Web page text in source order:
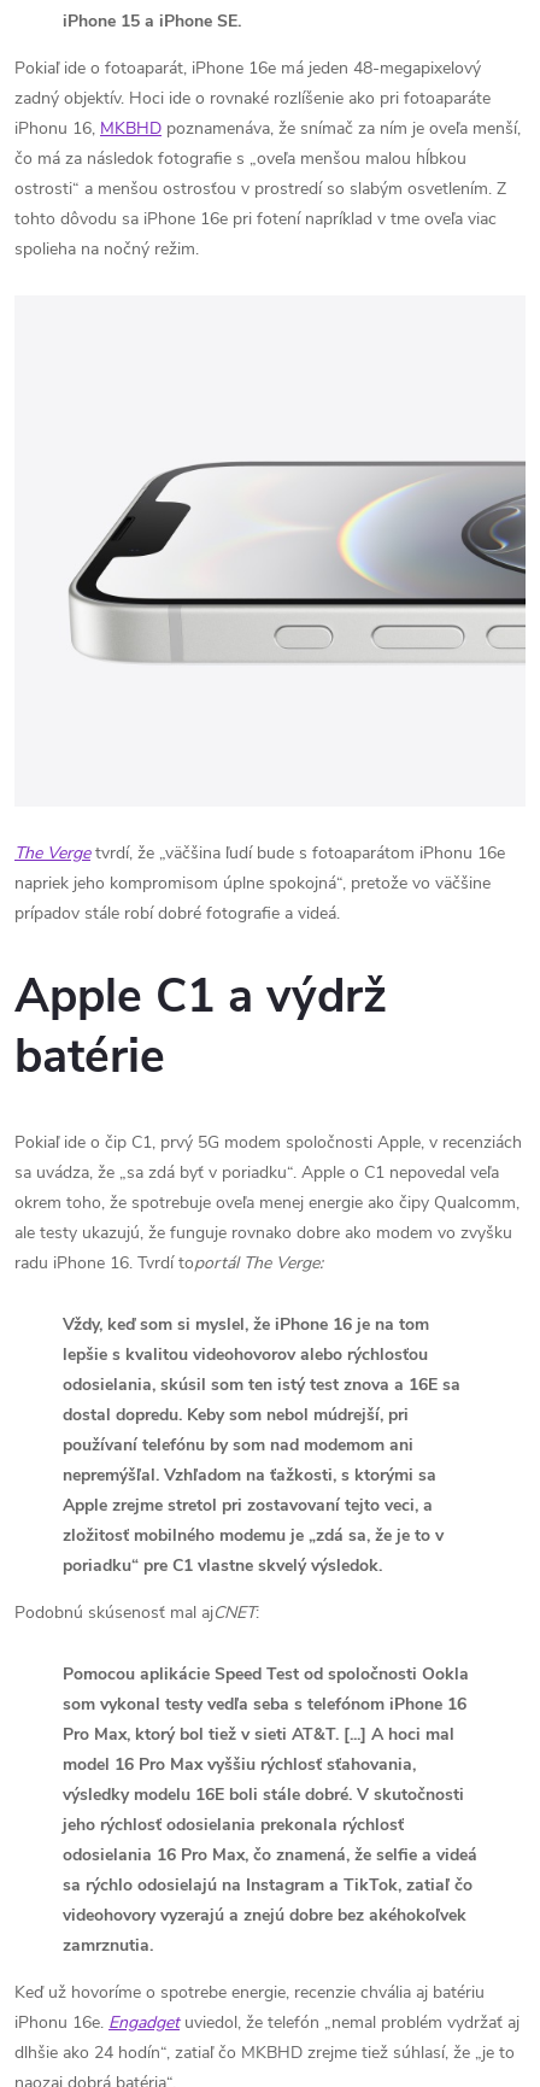
iPhone 15 a iPhone SE.
Pokiaľ ide o fotoaparát, iPhone 16e má jeden 48-megapixelový
zadný objektív. Hoci ide o rovnaké rozlíšenie ako pri fotoaparáte
iPhonu 16, MKBHD poznamenáva, že snímač za ním je oveľa menší,
čo má za následok fotografie s „oveľa menšou malou hĺbkou
ostrosti“ a menšou ostrosťou v prostredí so slabým osvetlením. Z
tohto dôvodu sa iPhone 16e pri fotení napríklad v tme oveľa viac
spolieha na nočný režim.
The Vergetvrdí, že „väčšina ľudí bude s fotoaparátom iPhonu 16e
napriek jeho kompromisom úplne spokojná“, pretože vo väčšine
prípadov stále robí dobré fotografie a videá.
Apple C1 a výdrž
batérie
Pokiaľ ide o čip C1, prvý 5G modem spoločnosti Apple, v recenziách
sa uvádza, že „sa zdá byť v poriadku“. Apple o C1 nepovedal veľa
okrem toho, že spotrebuje oveľa menej energie ako čipy Qualcomm,
ale testy ukazujú, že funguje rovnako dobre ako modem vo zvyšku
radu iPhone 16. Tvrdí toportál The Verge:
Vždy, keď som si myslel, že iPhone 16 je na tom
lepšie s kvalitou videohovorov alebo rýchlosťou
odosielania, skúsil som ten istý test znova a 16E sa
dostal dopredu. Keby som nebol múdrejší, pri
používaní telefónu by som nad modemom ani
nepremýšľal. Vzhľadom na ťažkosti, s ktorými sa
Apple zrejme stretol pri zostavovaní tejto veci, a
zložitosť mobilného modemu je „zdá sa, že je to v
poriadku“ pre C1 vlastne skvelý výsledok.
Podobnú skúsenosť mal ajCNET:
Pomocou aplikácie Speed Test od spoločnosti Ookla
som vykonal testy vedľa seba s telefónom iPhone 16
Pro Max, ktorý bol tiež v sieti AT&T. [...] A hoci mal
model 16 Pro Max vyššiu rýchlosť sťahovania,
výsledky modelu 16E boli stále dobré. V skutočnosti
jeho rýchlosť odosielania prekonala rýchlosť
odosielania 16 Pro Max, čo znamená, že selfie a videá
sa rýchlo odosielajú na Instagram a TikTok, zatiaľ čo
videohovory vyzerajú a znejú dobre bez akéhokoľvek
zamrznutia.
Keď už hovoríme o spotrebe energie, recenzie chvália aj batériu
iPhonu 16e. Engadgetuviedol, že telefón „nemal problém vydržať aj
dlhšie ako 24 hodín“, zatiaľ čo MKBHD zrejme tiež súhlasí, že „je to